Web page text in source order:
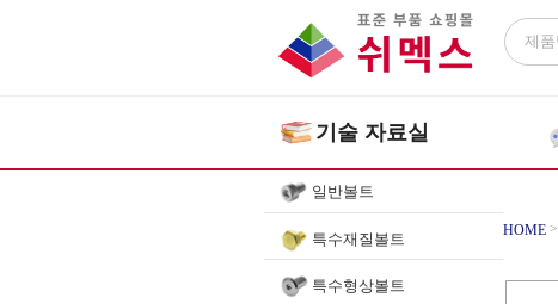
기술 자료실
일반볼트
특수재질볼트
특수형상볼트
HOME >